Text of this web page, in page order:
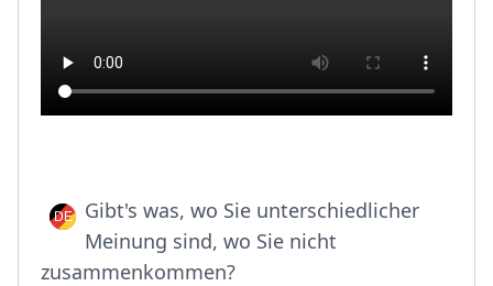
Gibt's was, wo Sie unterschiedlicher
Meinung sind, wo Sie nicht
zusammenkommen?